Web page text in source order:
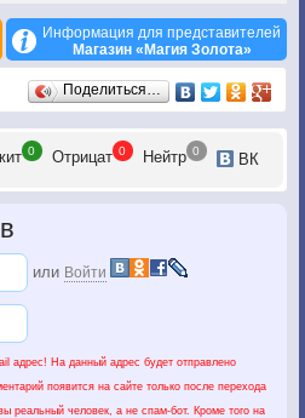
Информация для представителей
Магазин «Магия Золота»
Поделиться…
0 Отрицат 0 Нейтр 0 ВК
или Войти
адрес! На данный адрес будет отправлено
появится на сайте только после перехода
реальный человек, а не спам-бот. Кроме того на